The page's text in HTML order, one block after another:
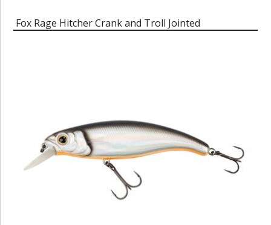
Fox Rage Hitcher Crank and Troll Jointed